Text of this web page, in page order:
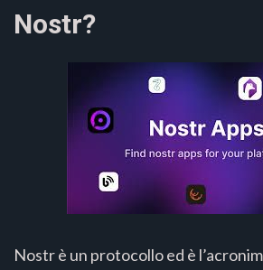
Nostr?
Nostr è un protocollo ed è